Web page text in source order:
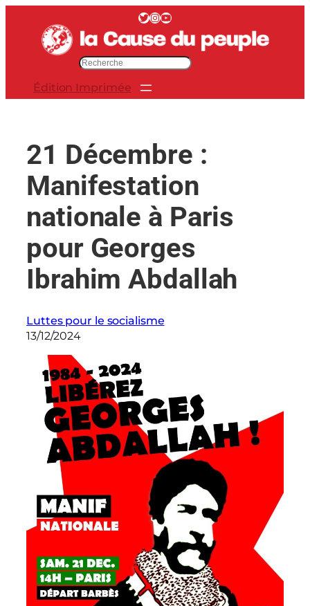
contenu
Twitter InstagramYouTube
c
e
r
Édition Imprimée
21 Décembre :
Manifestation
nationale à Paris
pour Georges
Ibrahim Abdallah
Luttes pour le socialisme
13/12/2024